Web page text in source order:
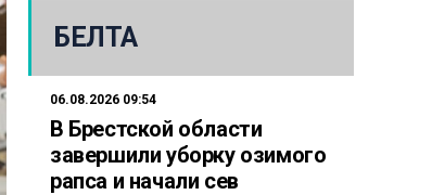
БЕЛТА
06.08.2026 09:54
В Брестской области
завершили уборку озимого
рапса и начали сев